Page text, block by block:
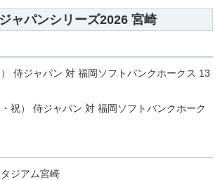
ャパンシリーズ2026 宮崎
侍ジャパン 対 福岡ソフトバンクホークス 13
祝） 侍ジャパン 対 福岡ソフトバンクホーク
ジアム宮崎